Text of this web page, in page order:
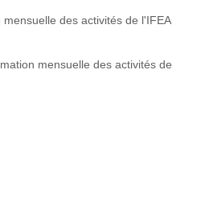
mensuelle des activités de l'IFEA
mensuelle des activités de